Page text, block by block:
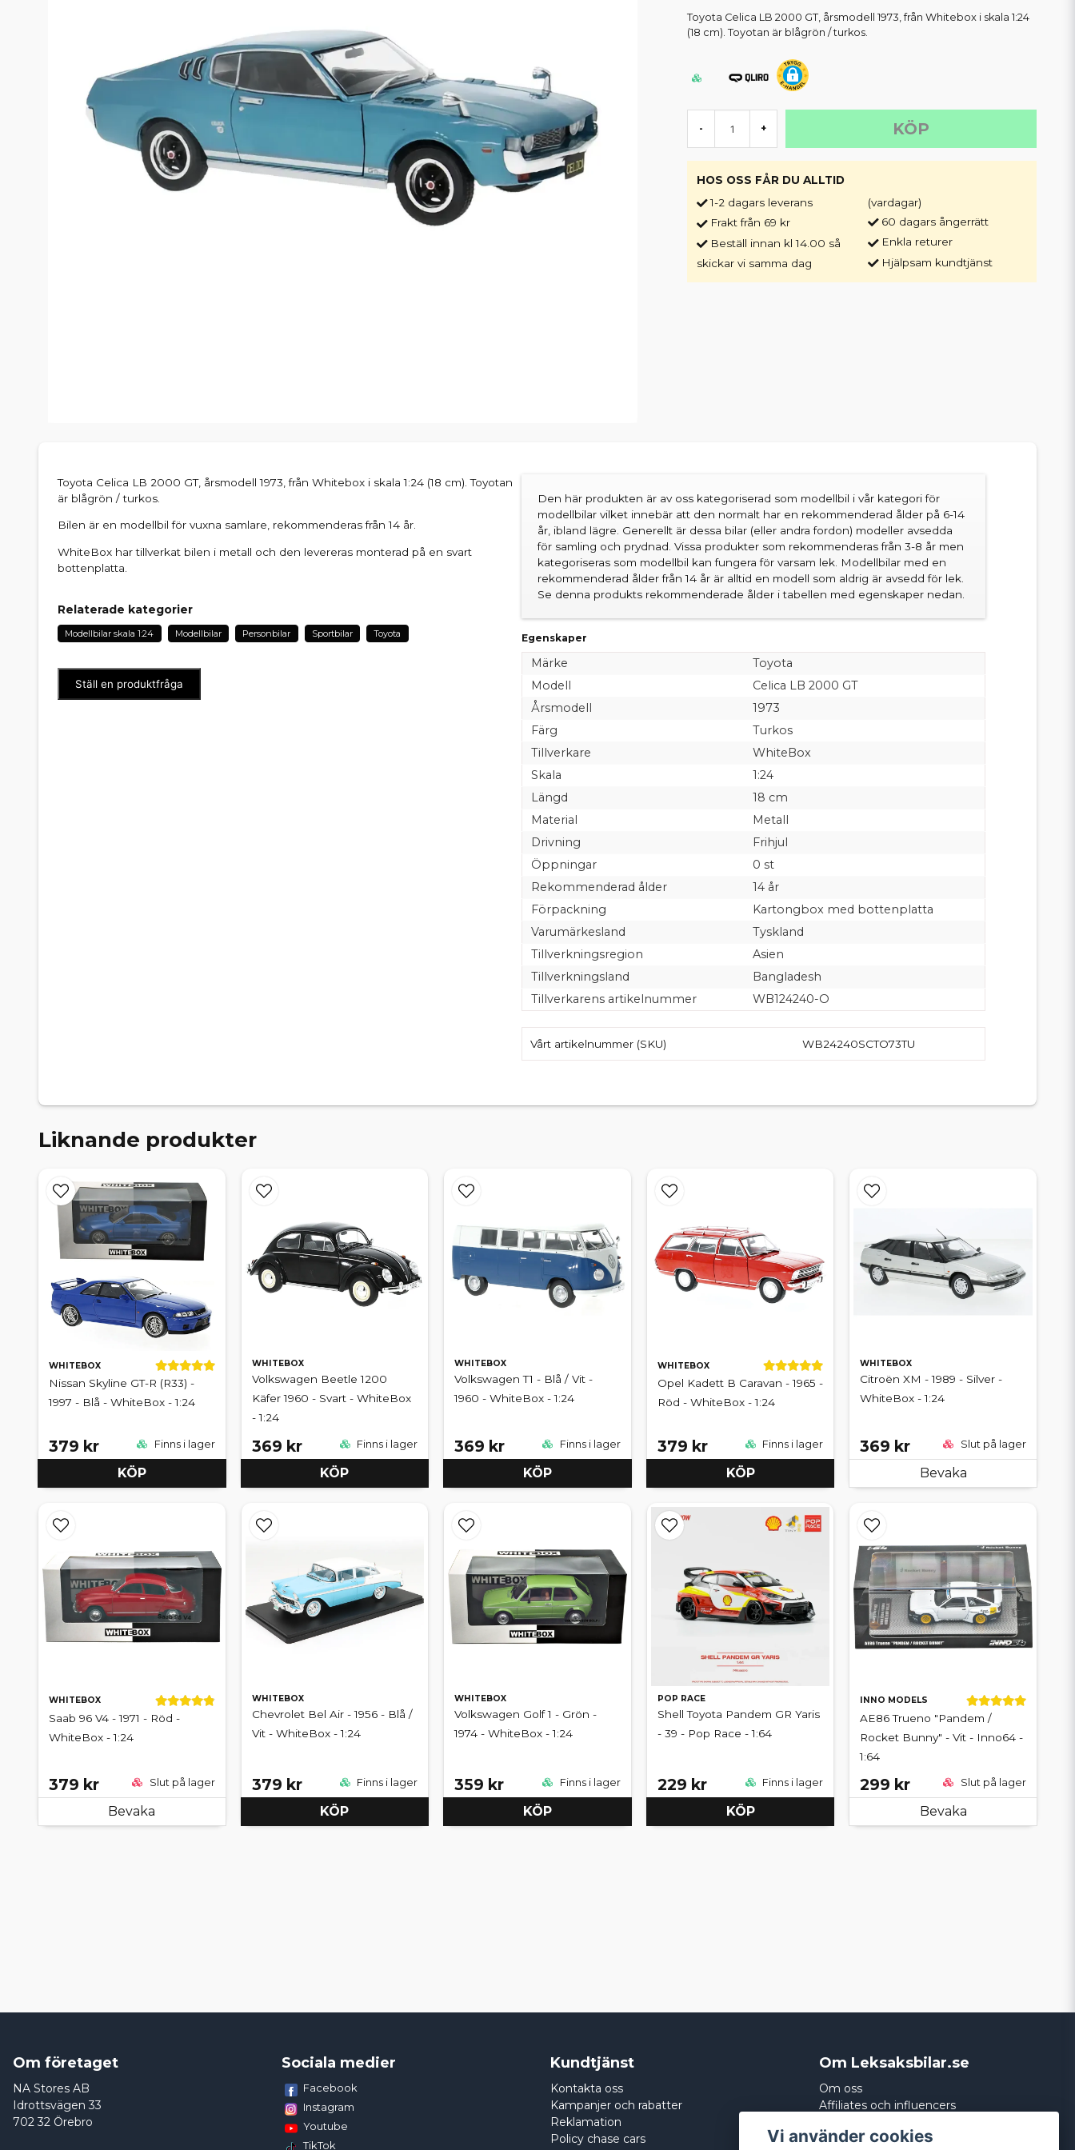
Toyota Celica LB 2000 GT, årsmodell 1973, från Whitebox i skala 1:24
(18 cm). Toyotan är blågrön / turkos.
- + KÖP
HOS OSS FÅR DU ALLTID
1-2 dagars leverans
Frakt från 69 kr
Beställ innan kl 14.00 så
skickar vi samma dag
(vardagar)
60 dagars ångerrätt
Enkla returer
Hjälpsam kundtjänst
Toyota Celica LB 2000 GT, årsmodell 1973, från Whitebox i skala 1:24 (18 cm). Toyotan
är blågrön / turkos.
Bilen är en modellbil för vuxna samlare, rekommenderas från 14 år.
WhiteBox har tillverkat bilen i metall och den levereras monterad på en svart
bottenplatta.
Relaterade kategorier
Modellbilar skala 1:24 Modellbilar Personbilar Sportbilar Toyota
Ställ en produktfråga
Den här produkten är av oss kategoriserad som modellbil i vår kategori för
modellbilar vilket innebär att den normalt har en rekommenderad ålder på 6-14
år, ibland lägre. Generellt är dessa bilar (eller andra fordon) modeller avsedda
för samling och prydnad. Vissa produkter som rekommenderas från 3-8 år men
kategoriseras som modellbil kan fungera för varsam lek. Modellbilar med en
rekommenderad ålder från 14 år är alltid en modell som aldrig är avsedd för lek.
Se denna produkts rekommenderade ålder i tabellen med egenskaper nedan.
Egenskaper
Märke
Toyota
Modell
Celica LB 2000 GT
Årsmodell
1973
Färg
Turkos
Tillverkare
WhiteBox
Skala
1:24
Längd
18 cm
Material
Metall
Drivning
Frihjul
Öppningar
0 st
Rekommenderad ålder
14 år
Förpackning
Kartongbox med bottenplatta
Varumärkesland
Tyskland
Tillverkningsregion
Asien
Tillverkningsland
Bangladesh
Tillverkarens artikelnummer
WB124240-O
Vårt artikelnummer (SKU) WB24240SCTO73TU
Liknande produkter
WHITEBOX
Nissan Skyline GT-R (R33) -
1997 - Blå - WhiteBox - 1:24
379 kr Finns i lager
KÖP
WHITEBOX
Volkswagen Beetle 1200
Käfer 1960 - Svart - WhiteBox
- 1:24
369 kr Finns i lager
KÖP
WHITEBOX
Volkswagen T1 - Blå / Vit -
1960 - WhiteBox - 1:24
369 kr Finns i lager
KÖP
WHITEBOX
Opel Kadett B Caravan - 1965 -
Röd - WhiteBox - 1:24
379 kr Finns i lager
KÖP
WHITEBOX
Citroën XM - 1989 - Silver -
WhiteBox - 1:24
369 kr Slut på lager
Bevaka
WHITEBOX
Saab 96 V4 - 1971 - Röd -
WhiteBox - 1:24
379 kr Slut på lager
Bevaka
WHITEBOX
Chevrolet Bel Air - 1956 - Blå /
Vit - WhiteBox - 1:24
379 kr Finns i lager
KÖP
WHITEBOX
Volkswagen Golf 1 - Grön -
1974 - WhiteBox - 1:24
359 kr Finns i lager
KÖP
POP RACE
Shell Toyota Pandem GR Yaris
- 39 - Pop Race - 1:64
229 kr Finns i lager
KÖP
INNO MODELS
AE86 Trueno "Pandem /
Rocket Bunny" - Vit - Inno64 -
1:64
299 kr Slut på lager
Bevaka
Om företaget
NA Stores AB
Idrottsvägen 33
702 32 Örebro
Sociala medier
Facebook
Instagram
Youtube
TikTok
Kundtjänst
Kontakta oss
Kampanjer och rabatter
Reklamation
Policy chase cars
Om Leksaksbilar.se
Om oss
Affiliates och influencers
Integritetspolicy
Vi använder cookies